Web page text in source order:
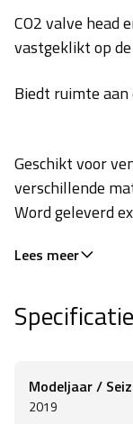
CO2 valve head
vastgeklikt op
Biedt ruimte aan
Geschikt voor
verschillende
Word geleverd
Lees meer
Modeljaar /
2019